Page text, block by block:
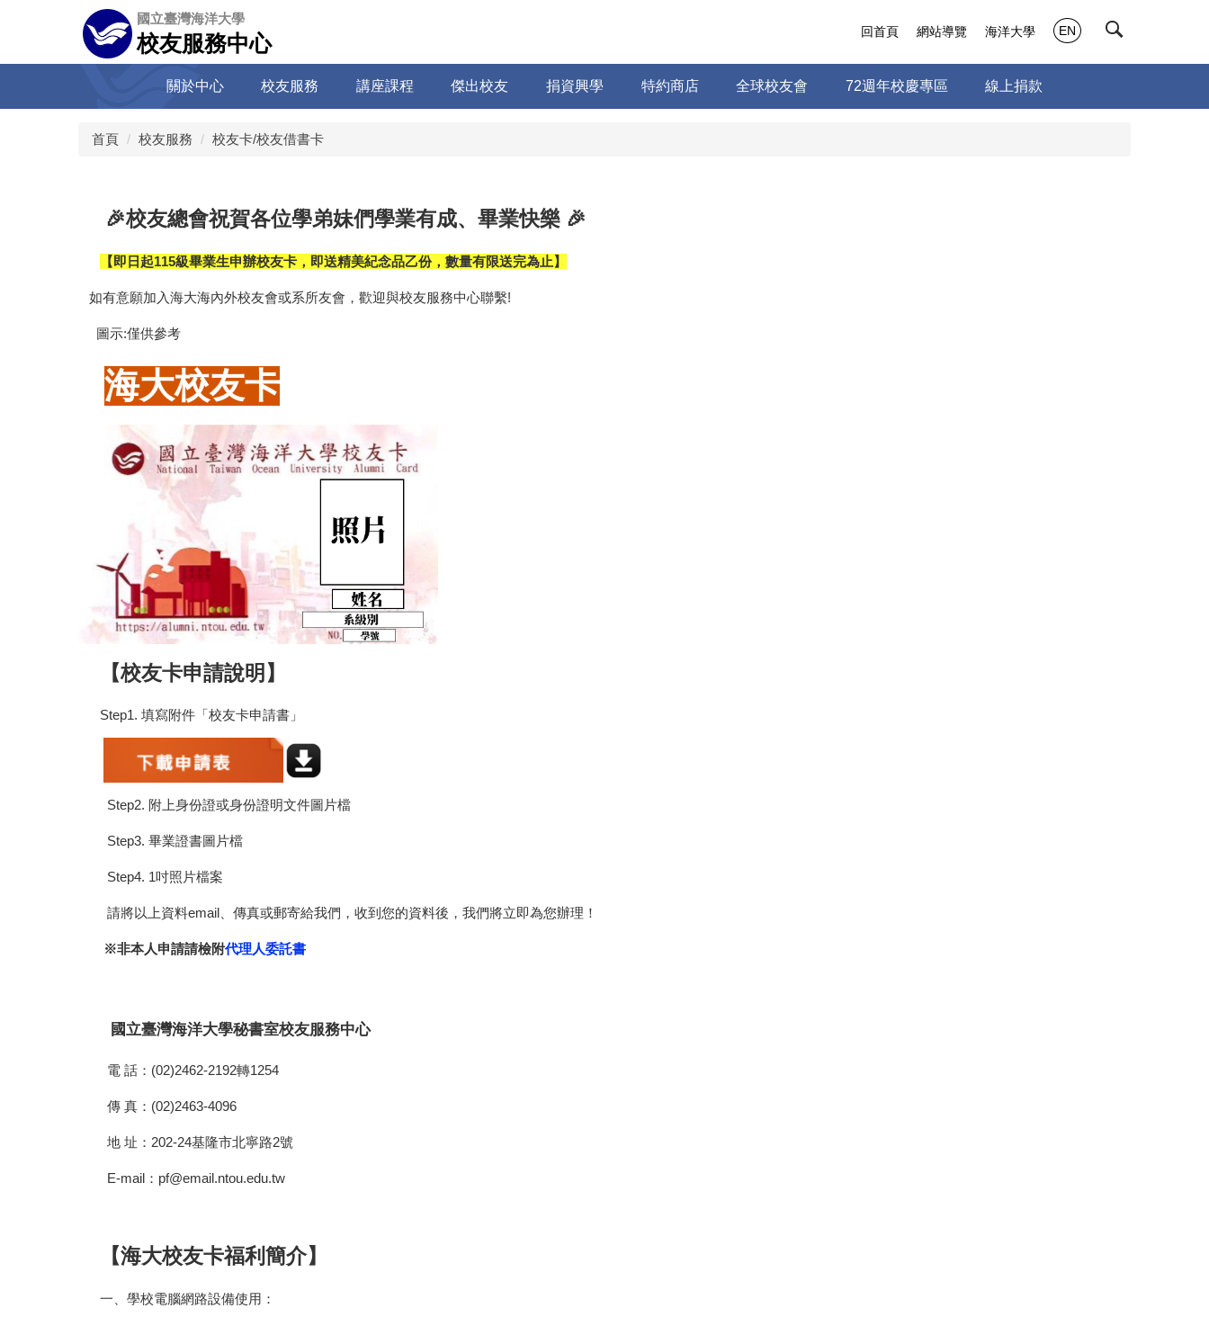
容
國立臺灣海洋大學
校友服務中心
關於中心 校友服務 講座課程 傑出校友 捐資興學 特約商店 全球校友會 72週年校慶專區 線上捐款
回首頁 網站導覽 海洋大學 EN
首頁 校友服務 校友卡/校友借書卡
🎉校友總會祝賀各位學弟妹們學業有成、畢業快樂 🎉
【即日起115級畢業生申辦校友卡，即送精美紀念品乙份， 數量有限送完為止】
如有意願加入海大海內外校友會或系所友會，歡迎與校友服務中心聯繫!
圖示:僅供參考
海大校友卡
【校友卡申請說明】
Step1. 填寫附件「校友卡申請書」
Step2. 附上身份證或身份證明文件圖片檔
Step3. 畢業證書圖片檔
Step4. 1吋照片檔案
請將以上資料email、傳真或郵寄給我們，收到您的資料後，我們將立即為您辦理！
※非本人申請請檢附代理人委託書
國立臺灣海洋大學秘書室校友服務中心
電 話：(02)2462-2192轉1254
傳 真：(02)2463-4096
地 址：202-24基隆市北寧路2號
E-mail：pf@email.ntou.edu.tw
【海大校友卡福利簡介】
一、學校電腦網路設備使用：